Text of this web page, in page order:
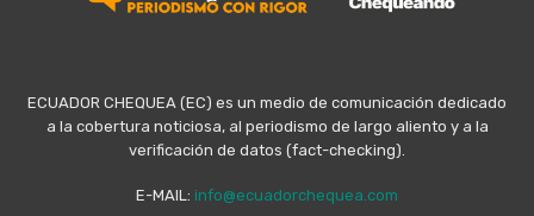
ECUADOR CHEQUEA (EC) es un medio de comunicación dedicado
a la cobertura noticiosa, al periodismo de largo aliento y a la
verificación de datos (fact-checking).
E-MAIL: info@ecuadorchequea.com